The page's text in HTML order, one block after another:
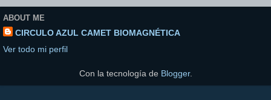
ABOUT ME
CIRCULO AZUL CAMET BIOMAGNÉTICA
Ver todo mi perfil
Con la tecnología de Blogger.